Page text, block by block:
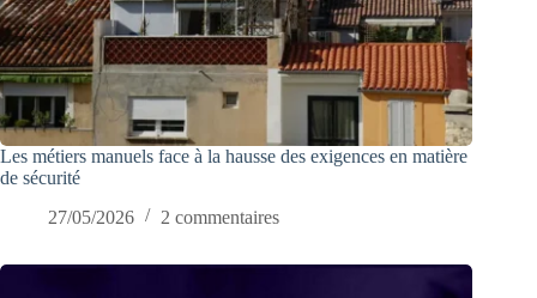
Les métiers manuels face à la hausse des exigences en matière
de sécurité
27/05/2026
2 commentaires